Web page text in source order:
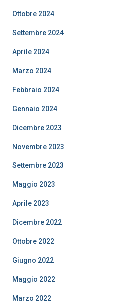
Ottobre 2024
Settembre 2024
Aprile 2024
Marzo 2024
Febbraio 2024
Gennaio 2024
Dicembre 2023
Novembre 2023
Settembre 2023
Maggio 2023
Aprile 2023
Dicembre 2022
Ottobre 2022
Giugno 2022
Maggio 2022
Marzo 2022